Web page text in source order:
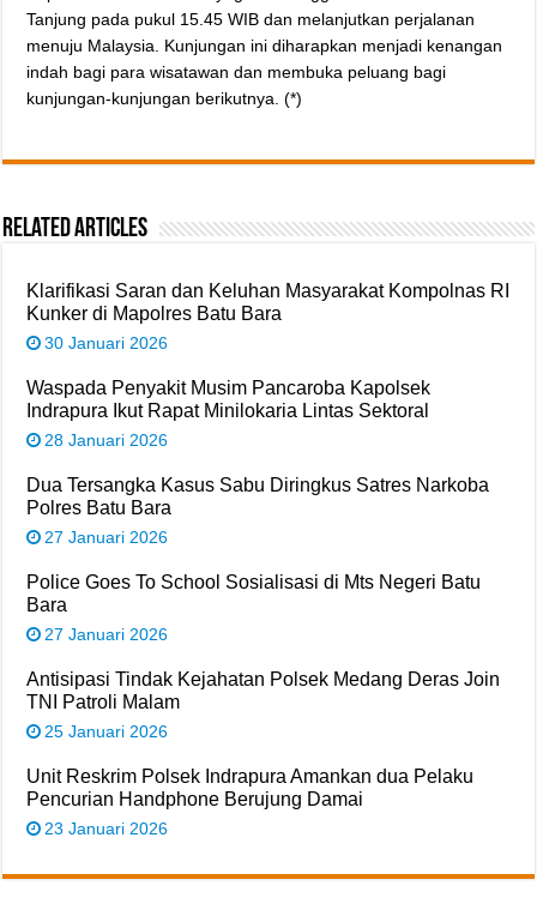
Tanjung pada pukul 15.45 WIB dan melanjutkan perjalanan
menuju Malaysia. Kunjungan ini diharapkan menjadi kenangan
indah bagi para wisatawan dan membuka peluang bagi
kunjungan-kunjungan berikutnya. (*)
Related Articles
‎Klarifikasi Saran dan Keluhan Masyarakat Kompolnas RI
Kunker di Mapolres Batu Bara
30 Januari 2026
‎Waspada Penyakit Musim Pancaroba Kapolsek
Indrapura Ikut Rapat Minilokaria Lintas Sektoral
28 Januari 2026
‎Dua Tersangka Kasus Sabu Diringkus Satres Narkoba
Polres Batu Bara ‎
27 Januari 2026
‎Police Goes To School Sosialisasi di Mts Negeri Batu
Bara
27 Januari 2026
‎Antisipasi Tindak Kejahatan Polsek Medang Deras Join
TNI Patroli Malam
25 Januari 2026
‎Unit Reskrim Polsek Indrapura Amankan dua Pelaku
Pencurian Handphone Berujung Damai
23 Januari 2026